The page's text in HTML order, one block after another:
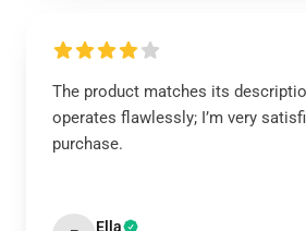
The product matches its
operates flawlessly; I’m very
purchase.
Ella